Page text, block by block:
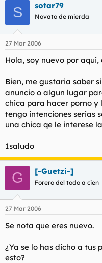
a
d
o
d
e
e
m
a
d
e
i
i
S sotar79
Novato de mierda
27 Mar 2006
Hola, soy nuevo por
Bien, me gustaria saber
anuncio o algun lugar
chica para hacer porno y
tengo intenciones serias
una chica qe le interese
1saludo
G [-Guetzi-]
Forero del todo a cien
27 Mar 2006
Se nota que eres nuevo.
¿Ya se lo has dicho a tus
esto?